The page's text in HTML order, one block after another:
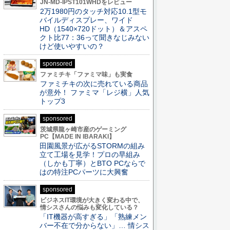
JN-MD-IPST101WHDをレビュー
2万1980円のタッチ対応10.1型モ
バイルディスプレー、ワイド
HD（1540×720ドット）＆アスペ
クト比77：36って聞きなじみない
けど使いやすいの？
sponsored
ファミチキ「ファミマ味」も実食
ファミチキの次に売れている商品
が意外！ ファミマ「レジ横」人気
トップ3
sponsored
茨城県龍ヶ崎市産のゲーミング
PC【MADE IN IBARAKI】
田園風景が広がるSTORMの組み
立て工場を見学！プロの早組み
（しかも丁寧）とBTO PCならで
はの特注PCパーツに大興奮
sponsored
ビジネスIT環境が大きく変わる中で、
情シスさんの悩みも変化している？
「IT機器が高すぎる」「熟練メン
バー不在で分からない」… 情シス